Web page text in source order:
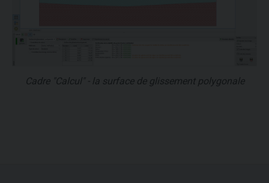
Cadre "Calcul" - la surface de glissement polygonale